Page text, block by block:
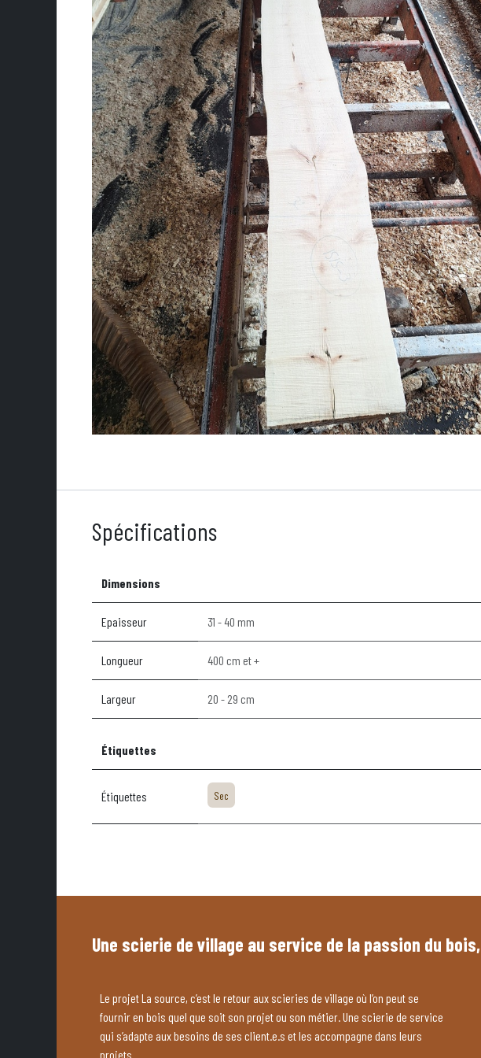
Spécifications
Dimensions
Epaisseur 31 - 40 mm
Longueur 400 cm et +
Largeur 20 - 29 cm
Étiquettes
Étiquettes Sec
Une scierie de village au service de la passion du bois,
Le projet La source, c’est le retour aux scieries de village où l’on peut se
fournir en bois quel que soit son projet ou son métier. Une scierie de service
qui s’adapte aux besoins de ses client.e.s et les accompagne dans leurs
projets.